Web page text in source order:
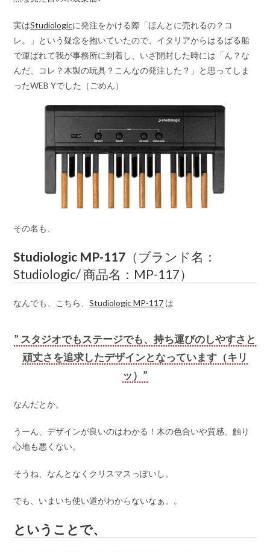
実はStudiologicに発注をかける際「ほんとに売れるの？コ
レ。」という疑念を抱いていたので、イタリアからはるばる船
で運ばれて我が事務所に到着し、いざ開封した時には「ん？な
んだ、コレ？木製の玩具？こんなの発注した？」と思ってしま
ったWEB Yでした（ごめん）
その名も、
Studiologic MP-117 （ブランド名：
Studiologic/ 商品名：MP-117）
なんでも、こちら、Studiologic MP-117 は
” スタジオでもステージでも、持ち運びのしやすさと
頑丈さを追求したデザインとなっています（キリ
ッ）”
なんだとか。
うーん、デザインが良いのはわかる！木の色合いや質感、触り
心地も悪くない。
そうね、なんとなくクリスマスっぽいし。
でも、いまいち使い道がわからないなぁ。。
ということで、